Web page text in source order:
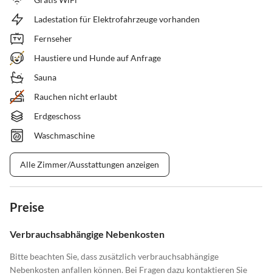
Ladestation für Elektrofahrzeuge vorhanden
Fernseher
Haustiere und Hunde auf Anfrage
Sauna
Rauchen nicht erlaubt
Erdgeschoss
Waschmaschine
Alle Zimmer/Ausstattungen anzeigen
Preise
Verbrauchsabhängige Nebenkosten
Bitte beachten Sie, dass zusätzlich verbrauchsabhängige
Nebenkosten anfallen können. Bei Fragen dazu kontaktieren Sie